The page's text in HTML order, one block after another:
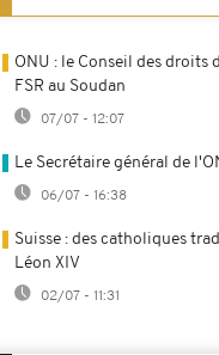
ONU : le Conseil des droits
FSR au Soudan
07/07 - 12:07
Le Secrétaire général de
06/07 - 16:38
Suisse : des catholiques
Léon XIV
02/07 - 11:31